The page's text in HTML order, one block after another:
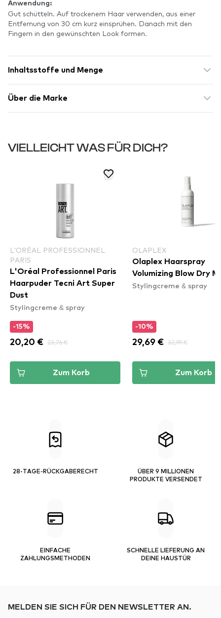
Anwendung:
Gut schütteln. Auf trockenem Haar verwenden, aus einer
Entfernung von 30 cm kurz einsprühen. Danach mit den
Fingern in den gewünschten Look formen.
Inhaltsstoffe und Menge
Über die Marke
VIELLEICHT WAS FÜR DICH?
L'ORÉAL PROFESSIONNEL
PARIS
L'Oréal Professionnel Paris
Haarpuder Tecni Art Super
Dust
Stylingcreme & spray
-15%
20,20 € 23,76 €
Zum Korb
OLAPLEX
Olaplex Haarspray
Volumizing Blow Dry
Stylingcreme & spray
-10%
29,69 € 32,99 €
Zum Korb
28-TAGE-RÜCKGABERECHT
ÜBER 9 MILLIONEN
PRODUKTE VERSENDET
EINFACHE
ZAHLUNGSMETHODEN
SCHNELLE LIEFERUNG AN
DEINE HAUSTÜR
MELDEN SIE SICH FÜR DEN NEWSLETTER AN.